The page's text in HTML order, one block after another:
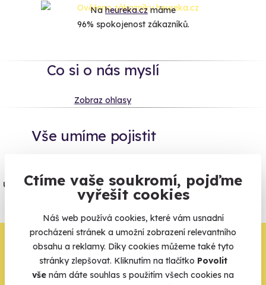
Ctíme vaše soukromí, pojďme
vyřešit cookies
Náš web používá cookies, které vám usnadní
procházení stránek a umožní zobrazení relevantního
obsahu a reklamy. Díky cookies můžeme také tyto
stránky zlepšovat. Kliknutím na tlačítko Povolit
vše nám dáte souhlas s použitím všech cookies na
Naheureka.czmáme
96% spokojenost zákazníků.
Co si o nás myslí
Zobraz ohlasy
Vše umíme pojistit
úrazové pojištění z nabídky zážitkových
agentur.
Vše o pojištění
Zbývá jeden krok,
zbytek zařídíme my